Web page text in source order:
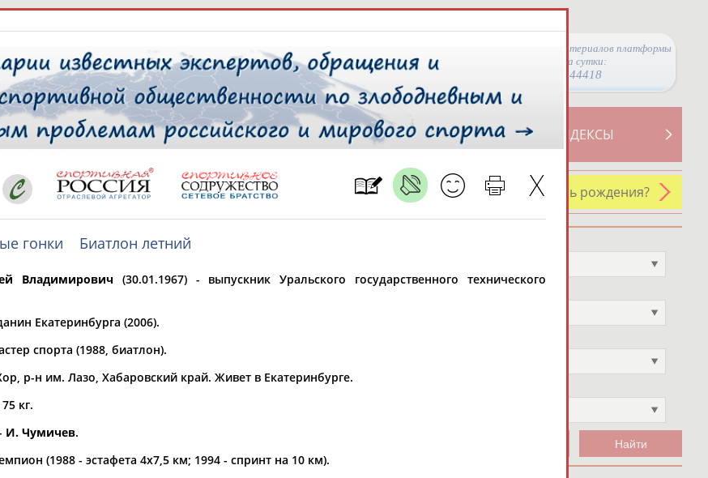
Просмотры материалов платформы
за сутки:
44418
СВОДНЫЕ ИНДЕКСЫ
ТАБЛО АКТИВНОСТИ
РЕСУРСНАЯ ПЛОЩАДКА
У кого сегодня день рождения?
регион*
* для действующих спортсменов
мм
гонки Биатлон летний
Владимирович(30.01.1967) - выпускник Уральского государственного технического
Екатеринбурга (2006).
спорта (1988, биатлон).
р-н им. Лазо, Хабаровский край. Живет в Екатеринбурге.
кг.
И. Чумичев.
(1988 - эстафета 4x7,5 км; 1994 - спринт на 10 км).